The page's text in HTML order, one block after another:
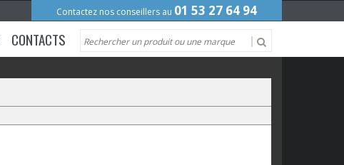
Contactez nos conseillers au 01 53 27 64 94
CONTACTS